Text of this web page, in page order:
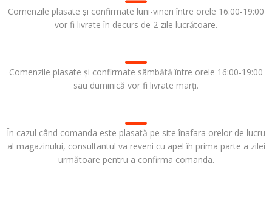
Comenzile plasate și confirmate luni-vineri între orele 16:00-19:00
vor fi livrate în decurs de 2 zile lucrătoare.
Comenzile plasate și confirmate sâmbătă între orele 16:00-19:00
sau duminică vor fi livrate marți.
În cazul când comanda este plasată pe site înafara orelor de lucru
al magazinului, consultantul va reveni cu apel în prima parte a zilei
următoare pentru a confirma comanda.